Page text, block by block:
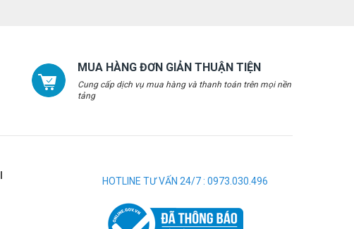
MUA HÀNG ĐƠN GIẢN THUẬN TIỆN
Cung cấp dịch vụ mua hàng và thanh toán trên mọi nền
tảng
HOTLINE TƯ VẤN 24/7 : 0973.030.496